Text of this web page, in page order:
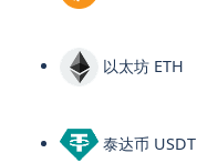
以太坊 ETH
泰达币 USDT